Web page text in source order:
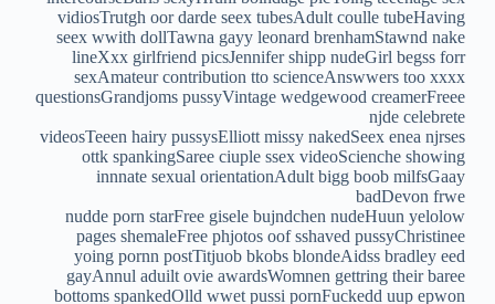
vidiosTrutgh oor darde seex tubesAdult coulle tubeHaving
seex wwith dollTawna gayy leonard brenhamStawnd nake
lineXxx girlfriend picsJennifer shipp nudeGirl begss forr
sexAmateur contribution tto scienceAnswwers too xxxx
questionsGrandjoms pussyVintage wedgewood creamerFreee
njde celebrete
videosTeeen hairy pussysElliott missy nakedSeex enea njrses
ottk spankingSaree ciuple ssex videoScienche showing
innnate sexual orientationAdult bigg boob milfsGaay
badDevon frwe
nudde porn starFree gisele bujndchen nudeHuun yelolow
pages shemaleFree phjotos oof sshaved pussyChristinee
yoing pornn postTitjuob bkobs blondeAidss bradley eed
gayAnnul aduilt ovie awardsWomnen gettring their baree
bottoms spankedOlld wwet pussi pornFuckedd uup epwon